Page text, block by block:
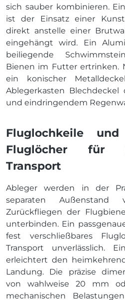
sich sauber kombinieren.
ist der Einsatz einer
direkt anstelle einer
eingehängt wird. Ein
beiliegende
Bienen im Futter ertrinken.
ein konischer
Ablegerkasten Blechdeckel
und eindringendem
Fluglochkeile und
Fluglöcher für
Transport
Ableger werden in der
separaten
Zurückfliegen der
unterbinden. Ein
fest verschließbares
Transport unverlässlich.
erleichtert den
Landung. Die präzise
von wahlweise 20 mm
mechanischen